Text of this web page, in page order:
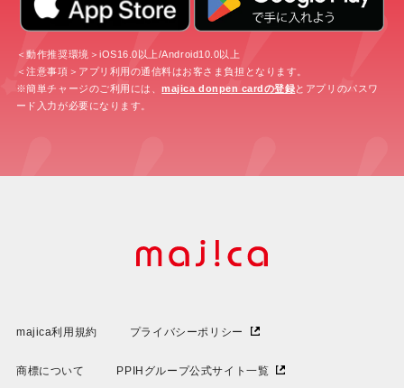
＜動作推奨環境＞iOS16.0以上/Android10.0以上
＜注意事項＞アプリ利用の通信料はお客さま負担となります。
※簡単チャージのご利用には、majica donpen cardの登録とアプリのパスワ
ード入力が必要になります。
majica利用規約 プライバシーポリシー
商標について PPIHグループ公式サイト一覧